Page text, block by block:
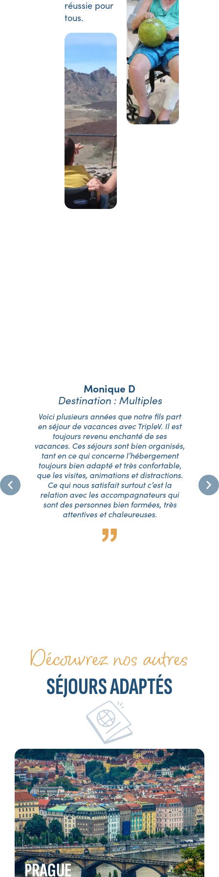
réussie pour
tous.
Voici plusieurs années que notre fils part
en séjour de vacances avec TripleV. Il est
toujours revenu enchanté de ses
vacances. Ces séjours sont bien organisés,
tant en ce qui concerne l’hébergement
toujours bien adapté et très confortable,
que les visites, animations et distractions.
Ce qui nous satisfait surtout c’est la
relation avec les accompagnateurs qui
sont des personnes bien formées, très
attentives et chaleureuses.
Monique D
Destination : Multiples
Découvrez nos autres
SÉJOURS ADAPTÉS
PRAGUE